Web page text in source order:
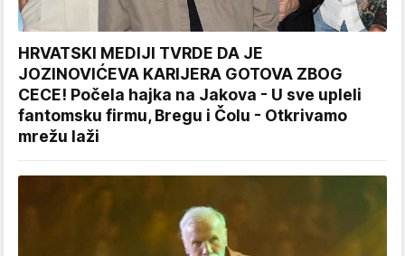
HRVATSKI MEDIJI TVRDE DA JE
JOZINOVIĆEVA KARIJERA GOTOVA ZBOG
CECE! Počela hajka na Jakova - U sve upleli
fantomsku firmu, Bregu i Čolu - Otkrivamo
mrežu laži